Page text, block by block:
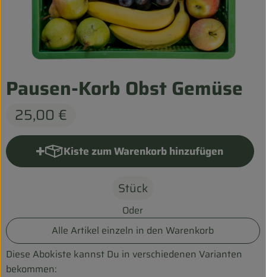
Entspannt durch die FERIEN
Obst & Gemüse
Backwaren
Vorratskammer
Getränke
Kosmetik
Biohof erleben
Biokorb so geht`s
Pausen-Korb Obst Gemüse
25,00 €
Kiste zum Warenkorb hinzufügen
Kiste zum Warenkorb
Stück
Oder
Alle Artikel einzeln in den Warenkorb
Diese Abokiste kannst Du in verschiedenen Varianten
bekommen: